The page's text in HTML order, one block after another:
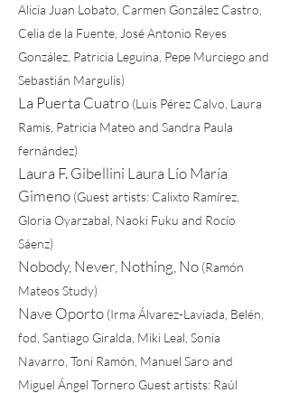
Alicia Juan Lobato, Carmen González Castro,
Celia de la Fuente, José Antonio Reyes
González, Patricia Leguina, Pepe Murciego and
Sebastián Margulis)
La Puerta Cuatro (Luis Pérez Calvo, Laura
Ramis, Patricia Mateo and Sandra Paula
fernández)
Laura F. Gibellini Laura Lío María
Gimeno (Guest artists: Calixto Ramírez,
Gloria Oyarzabal, Naoki Fuku and Rocío
Sáenz)
Nobody, Never, Nothing, No (Ramón
Mateos Study)
Nave Oporto (Irma Álvarez-Laviada, Belén,
fod, Santiago Giralda, Miki Leal, Sonia
Navarro, Toni Ramón, Manuel Saro and
Miguel Ángel Tornero Guest artists: Raúl